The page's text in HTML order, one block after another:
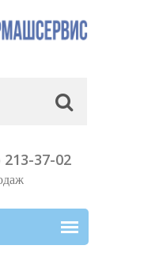
213-37-02